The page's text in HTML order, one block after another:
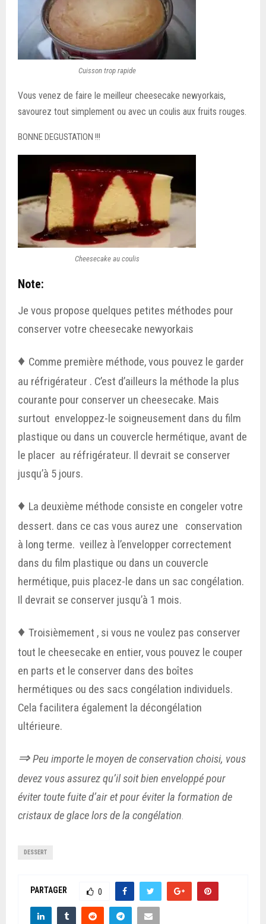
Cuisson trop rapide
Vous venez de faire le meilleur cheesecake newyorkais,
savourez tout simplement ou avec un coulis aux fruits rouges.
BONNE DEGUSTATION !!!
Cheesecake au coulis
Note:
Je vous propose quelques petites méthodes pour
conserver votre cheesecake newyorkais
♦ Comme première méthode, vous pouvez le garder
au réfrigérateur . C’est d’ailleurs la méthode la plus
courante pour conserver un cheesecake. Mais
surtout enveloppez-le soigneusement dans du film
plastique ou dans un couvercle hermétique, avant de
le placer au réfrigérateur. Il devrait se conserver
jusqu’à 5 jours.
♦ La deuxième méthode consiste en congeler votre
dessert. dans ce cas vous aurez une conservation
à long terme. veillez à l’envelopper correctement
dans du film plastique ou dans un couvercle
hermétique, puis placez-le dans un sac congélation.
Il devrait se conserver jusqu’à 1 mois.
♦ Troisièmement , si vous ne voulez pas conserver
tout le cheesecake en entier, vous pouvez le couper
en parts et le conserver dans des boîtes
hermétiques ou des sacs congélation individuels.
Cela facilitera également la décongélation
ultérieure.
⇒Peu importe le moyen de conservation choisi, vous
devez vous assurez qu’il soit bien enveloppé pour
éviter toute fuite d’air et pour éviter la formation de
cristaux de glace lors de la congélation.
DESSERT
PARTAGER 0